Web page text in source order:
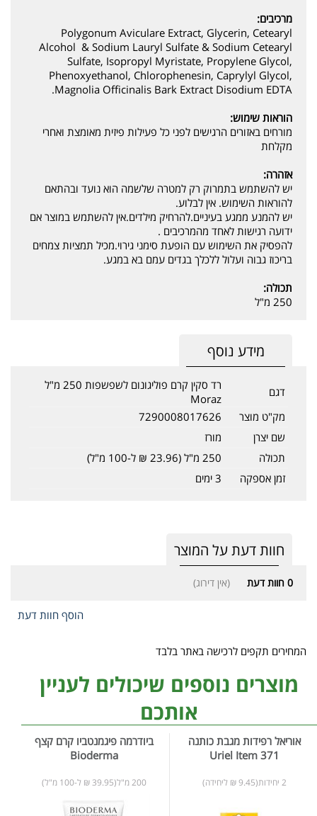
מרכיבים:
Polygonum Aviculare Extract, Glycerin, Cetearyl
Alcohol & Sodium Lauryl Sulfate & Sodium Cetearyl
Sulfate, Isopropyl Myristate, Propylene Glycol,
Phenoxyethanol, Chlorophenesin, Caprylyl Glycol,
Magnolia Officinalis Bark Extract Disodium EDTA.
הוראות שימוש:
מורחים באזורים הרגישים לפני כל פעילות פיזית מאומצת ואחרי
מקלחת
אזהרה:
יש להשתמש בתמרוק רק למטרה שלשמה הוא נועד ובהתאם
להוראות השימוש. אין לבלוע.
יש להמנע ממגע בעיניים.להרחיק מילדים.אין להשתמש במוצר אם
ידועה רגישות לאחד מהמרכיבים .
להפסיק את השימוש עם הופעת סימני גירוי.מכיל תמציות צמחים
בריכוז גבוה ועלול ללכלך בגדים עמם בא במגע.
תכולה:
250 מ"ל
מידע נוסף
דגם
רד סקין קרם פוליגונום לשפשפות 250 מ"ל
Moraz
מק"ט מוצר
7290008017626
שם יצרן
מורז
תכולה
250 מ"ל (23.96 ₪ ל-100 מ"ל)
זמן אספקה
3 ימים
חוות דעת על המוצר
0 חוות דעת (אין דירוג)
הוסף חוות דעת
המחירים תקפים לרכישה באתר בלבד
מוצרים נוספים שיכולים לעניין
אותכם
אוריאל רפידות מגבת כותנה
Uriel Item 371
2 יחידות(9.45 ₪ ליחידה)
ביודרמה פיגמנטביו קרם קצף
Bioderma
200 מ"ל(39.95 ₪ ל-100 מ"ל)